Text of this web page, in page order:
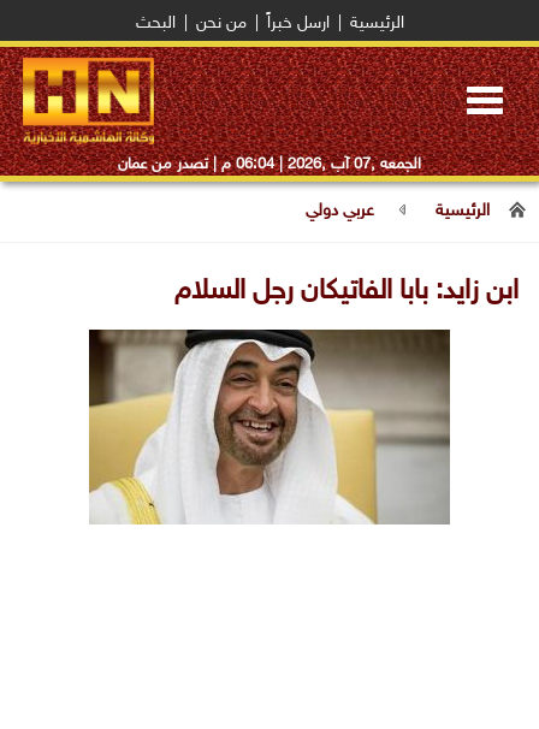
الرئيسية ارسل خبراً من نحن البحث
Toggle
navigation
الجمعه ,07 آب ,2026 | 06:04 م | تصدر من عمان
الرئيسية عربي دولي
ابن زايد: بابا الفاتيكان رجل السلام